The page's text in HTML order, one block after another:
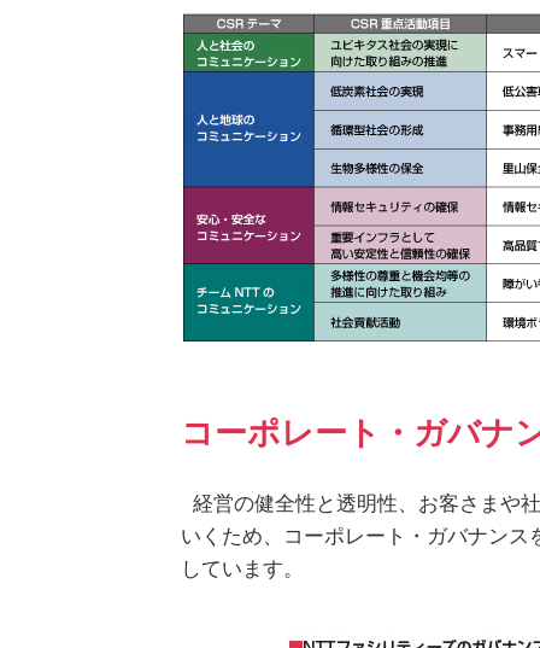
コーポレート・ガバナ
経営の健全性と透明性、お客さまや
いくため、コーポレート・ガバナン
しています。